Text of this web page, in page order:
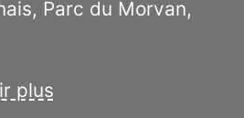
Parc du Morvan,
plus